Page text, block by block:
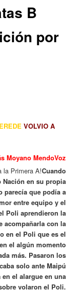
B
por
VOLVIO A
Moyano MendoVoz
Cuando
Nación en su propia
parecía que podía a
entre equipo y el
Poli aprendieron la
acompañarla con la
en el Poli que es el
el algún momento
más. Pasaron los
solo ante Maipú
el alargue en una
volaron el Poli.